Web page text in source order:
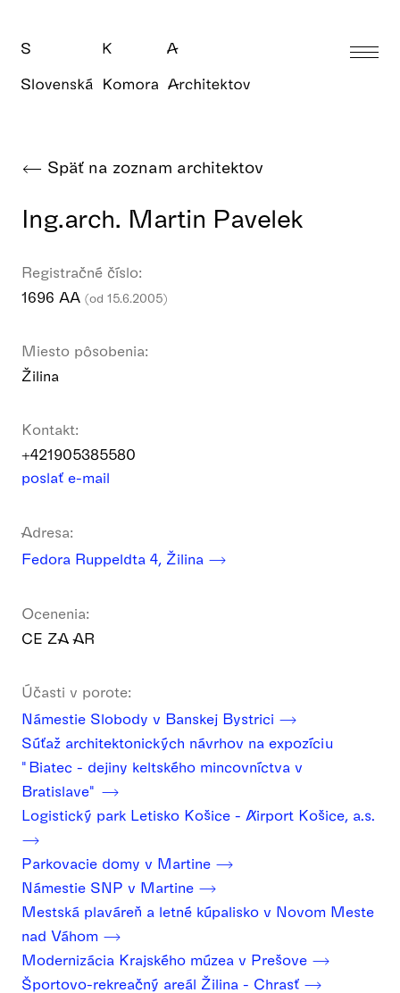
Späť na zoznam architektov
Ing.arch. Martin Pavelek
Registračné číslo:
1696 AA (od 15.6.2005)
Miesto pôsobenia:
Žilina
Kontakt:
+421905385580
poslať e-mail
Adresa:
Fedora Ruppeldta 4, Žilina
Ocenenia:
CE ZA AR
Účasti v porote:
Námestie Slobody v Banskej Bystrici
Súťaž architektonických návrhov na expozíciu
"Biatec - dejiny keltského mincovníctva v
Bratislave"
Logistický park Letisko Košice - Airport Košice, a.s.
Parkovacie domy v Martine
Námestie SNP v Martine
Mestská plaváreň a letné kúpalisko v Novom Meste
nad Váhom
Modernizácia Krajského múzea v Prešove
Športovo-rekreačný areál Žilina - Chrasť